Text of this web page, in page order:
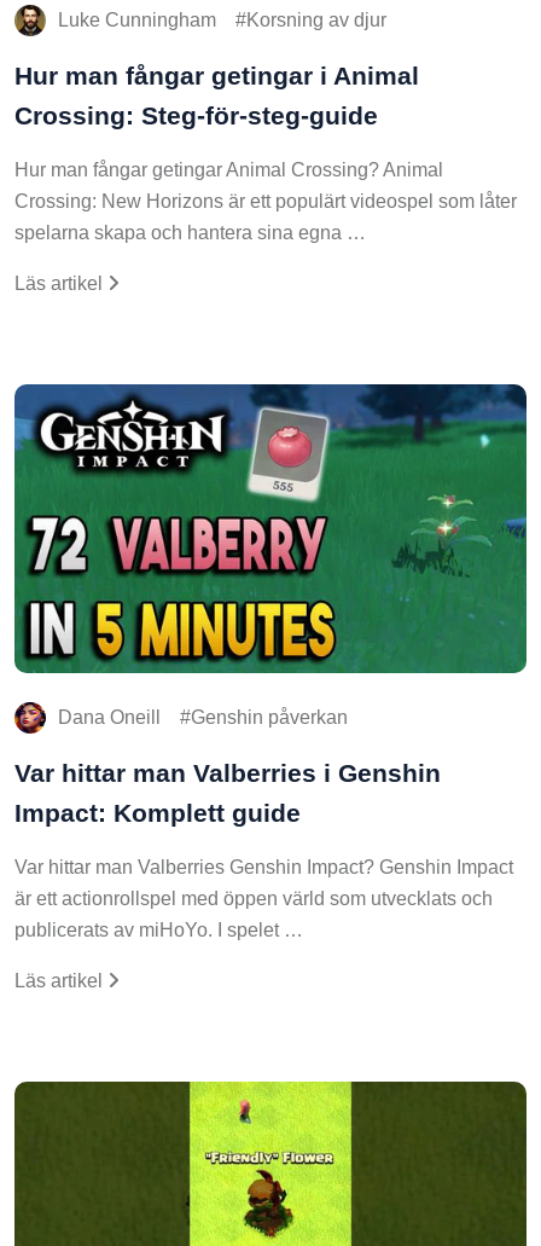
Luke Cunningham Korsning av djur
Hur man fångar getingar i Animal
Crossing: Steg-för-steg-guide
Hur man fångar getingar Animal Crossing? Animal
Crossing: New Horizons är ett populärt videospel som låter
spelarna skapa och hantera sina egna …
Läs artikel
Dana Oneill Genshin påverkan
Var hittar man Valberries i Genshin
Impact: Komplett guide
Var hittar man Valberries Genshin Impact? Genshin Impact
är ett actionrollspel med öppen värld som utvecklats och
publicerats av miHoYo. I spelet …
Läs artikel